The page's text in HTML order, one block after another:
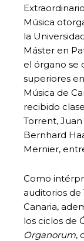
Música
la
Máster en
el órgano se
superiores
Música de
recibido
Torrent,
Bernhard
Mernier,
Como
auditorios de
Canaria,
los ciclos de
Organorum,